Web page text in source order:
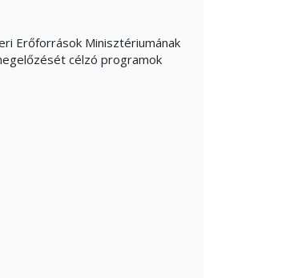
Erőforrások Minisztériumának
célzó programok